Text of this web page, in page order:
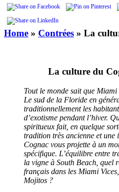
Home » Contrées » La
La culture du
Tout le monde sait que
Le sud de la Floride en
traditionnellement les
d’exotisme pendant l’hiver.
spiritueux fait, en quelque
tradition très ancienne et une
Cognac vous projette à un
spécifique. L’équilibre entre
la vigne à South Beach, quel
français dans les Miami
Mojitos ?